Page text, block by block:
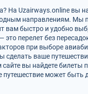
На Uzairways.online вы
направлениям. Мы
вам быстро и удобно
это перелет без
при выборе
сделать ваше
вы найдете
может быть